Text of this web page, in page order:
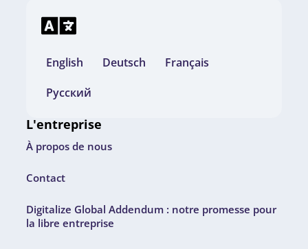
English Deutsch
Français
Русский
L'entreprise
À propos de nous
Contact
Digitalize Global Addendum : notre promesse pour
la libre entreprise